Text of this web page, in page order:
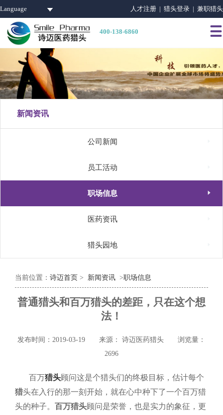
Language 人才注册 | 猎头登录 | 兼职猎头
400-138-6860 
新闻资讯
公司新闻
员工活动
职场信息 
医药资讯
猎头园地
当前位置： 诗迈首页 > 新闻资讯 >职场信息
普通猎头和百万猎头的差距，只在这个想
法！
发布时间：2019-03-19 来源： 诗迈医药猎头
浏览量：
2696
百万猎头顾问这是个猎头们的终极目标，估计每个
猎头在入行的那一刻开始，就在心中种下了一个百万猎
头的种子。 百万猎头顾问是荣誉，也是实力的象征，更